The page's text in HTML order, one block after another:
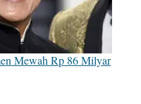
Mewah Rp 86 Milyar